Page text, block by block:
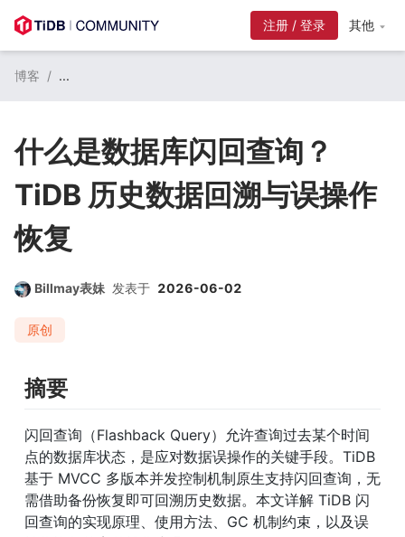
注册 / 登录 其他
博客 / ...
什么是数据库闪回查询？
TiDB 历史数据回溯与误操作
恢复
Billmay表妹 发表于 2026-06-02
原创
摘要
闪回查询（Flashback Query）允许查询过去某个时间
点的数据库状态，是应对数据误操作的关键手段。TiDB
基于 MVCC 多版本并发控制机制原生支持闪回查询，无
需借助备份恢复即可回溯历史数据。本文详解 TiDB 闪
回查询的实现原理、使用方法、GC 机制约束，以及误